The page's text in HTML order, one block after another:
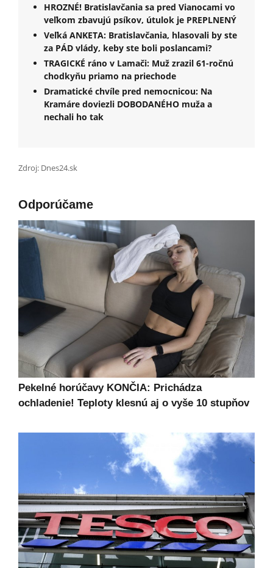
HROZNÉ! Bratislavčania sa pred Vianocami vo
veľkom zbavujú psíkov, útulok je PREPLNENÝ
Veľká ANKETA: Bratislavčania, hlasovali by ste
za PÁD vlády, keby ste boli poslancami?
TRAGICKÉ ráno v Lamači: Muž zrazil 61-ročnú
chodkyňu priamo na priechode
Dramatické chvíle pred nemocnicou: Na
Kramáre doviezli DOBODANÉHO muža a
nechali ho tak
Zdroj: Dnes24.sk
Odporúčame
Pekelné horúčavy KONČIA: Prichádza
ochladenie! Teploty klesnú aj o vyše 10 stupňov